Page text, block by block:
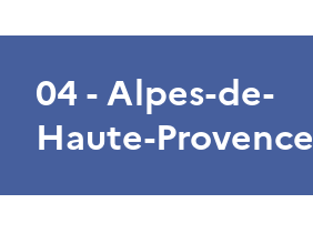
04 - Alpes-de-
Haute-Provence